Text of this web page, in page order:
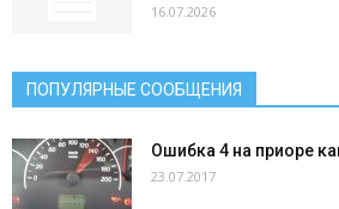
16.07.2026
ПОПУЛЯРНЫЕ СООБЩЕНИЯ
Ошибка 4 на приоре
23.07.2017